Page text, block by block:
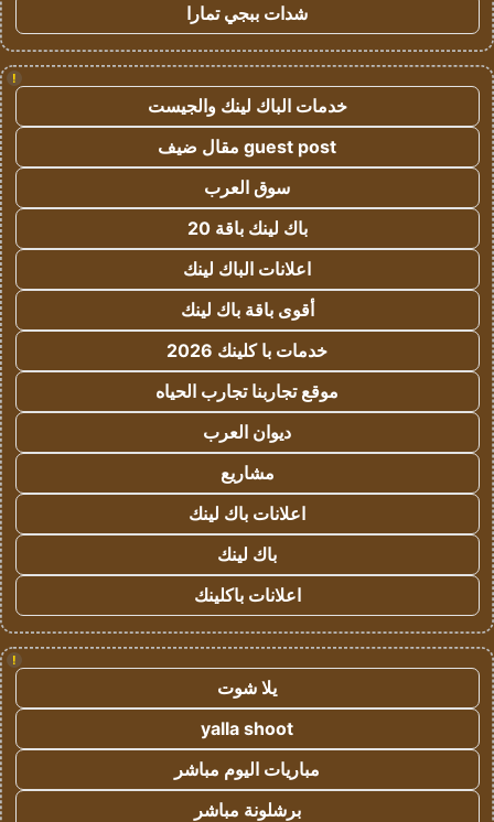
شدات ببجي تمارا
!
خدمات الباك لينك والجيست
guest post مقال ضيف
سوق العرب
باك لينك باقة 20
اعلانات الباك لينك
أقوى باقة باك لينك
خدمات با كلينك 2026
موقع تجاربنا تجارب الحياه
ديوان العرب
مشاريع
اعلانات باك لينك
باك لينك
اعلانات باكلينك
!
يلا شوت
yalla shoot
مباريات اليوم مباشر
برشلونة مباشر